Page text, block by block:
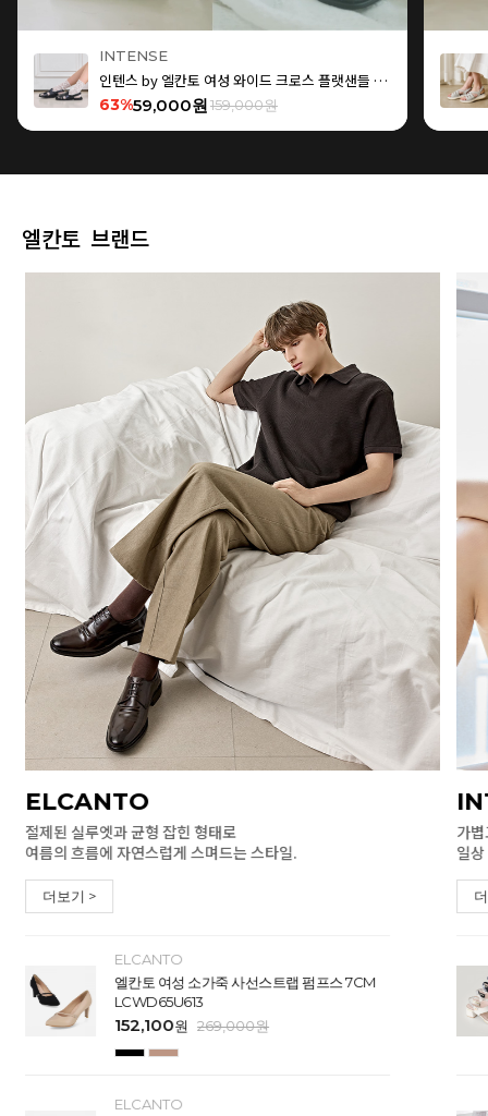
INTENSE
인텐스 by 엘칸토 여성 와이드 크로스 플랫샌들 1.5cm LCWW15I626
63%59,000원159,000원
엘칸토 브랜드
ELCANTO
절제된 실루엣과 균형 잡힌 형태로
여름의 흐름에 자연스럽게 스며드는 스타일.
더보기 >
ELCANTO
엘칸토 여성 소가죽 사선스트랩 펌프스 7CM
LCWD65U613
152,100원 269,000원
ELCANTO
가
일